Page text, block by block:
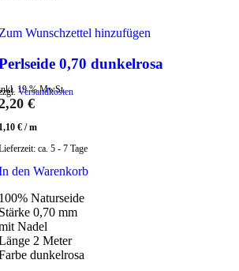
Wunschzettel hinzufügen
0,70 dunkelrosa
19 % MwSt.
Versandkosten
€
€ /m
ca. 5 - 7 Tage
den Warenkorb
Naturseide
0,70 mm
Nadel
2 Meter
dunkelrosa